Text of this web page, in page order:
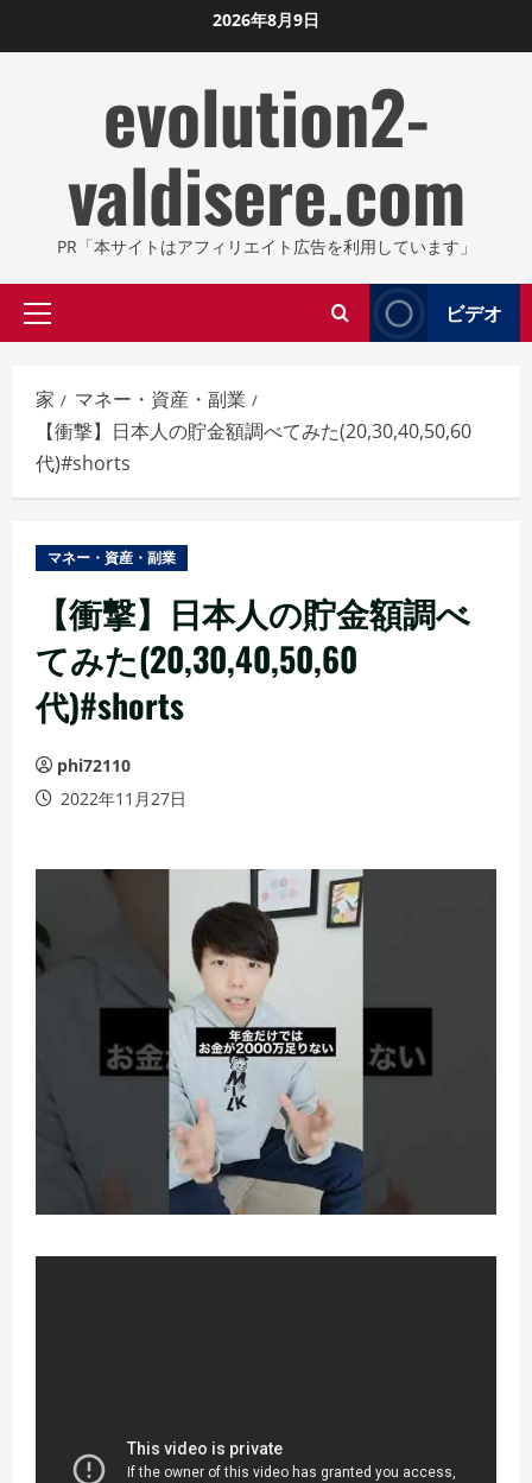
ン
2026年8月9日
evolution2-
valdisere.com
PR「本サイトはアフィリエイト広告を利用しています」
プ
イ
マ
リ
メ
ニ
ー
ビデオ
家
マネー・資産・副業
【衝撃】日本人の貯金額調べてみた(20,30,40,50,60
代)#shorts
マネー・資産・副業
【衝撃】日本人の貯金額調べ
てみた(20,30,40,50,60
代)#shorts
phi72110
2022年11月27日